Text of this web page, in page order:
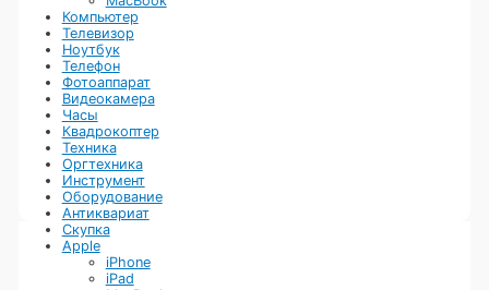
Компьютер
Телевизор
Ноутбук
Телефон
Фотоаппарат
Видеокамера
Часы
Квадрокоптер
Техника
Оргтехника
Инструмент
Оборудование
Антиквариат
Скупка
Apple
iPhone
iPad